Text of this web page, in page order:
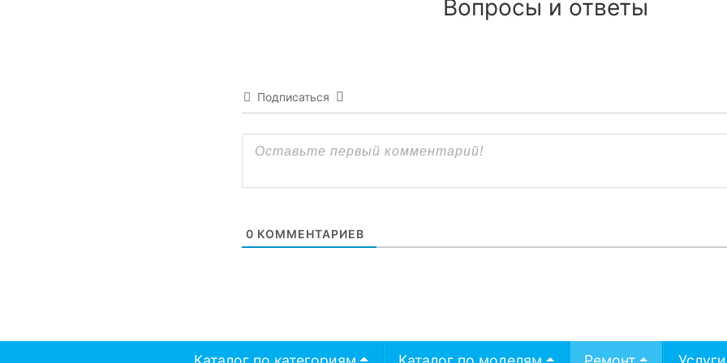
Вопросы и ответы
Подписаться
0 КОММЕНТАРИЕВ